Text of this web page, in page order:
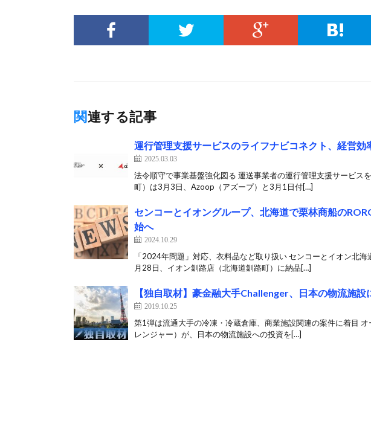
関連する記事
運行管理支援サービスのライフナビコネクト、経営
2025.03.03
法令順守で事業基盤強化図る 運送事業者の運行管理支援サービス
町）は3月3日、Azoop（アズープ）と3月1日付[…]
センコーとイオングループ、北海道で栗林商船の
始へ
2024.10.29
「2024年問題」対応、衣料品など取り扱い センコーとイオン北
月28日、イオン釧路店（北海道釧路町）に納品[…]
【独自取材】豪金融大手Challenger、日本の物流施設
2019.10.25
第1弾は流通大手の冷凍・冷蔵倉庫、商業施設関連の案件に着目
レンジャー）が、日本の物流施設への投資を[…]